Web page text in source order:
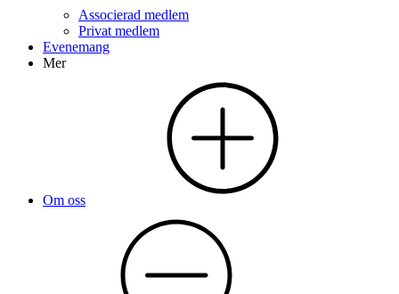
Associerad medlem
Privat medlem
Evenemang
Mer
Om oss